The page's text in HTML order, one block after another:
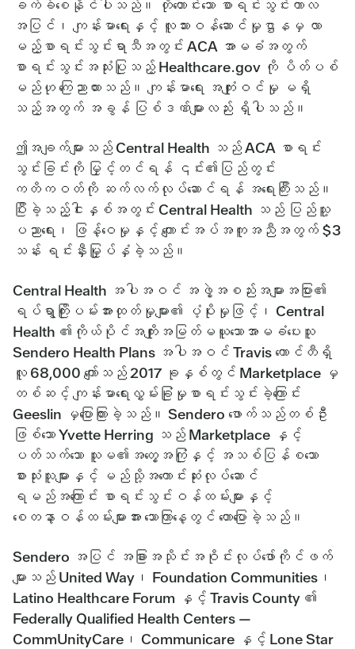
ခက်ခဲစေနိုင်ပါသည်။ တိုတောင်းသော စာရင်းသွင်းကာလ
အပြင်၊ ကျန်းမာရေးနှင့် လူသားဝန်ဆောင်မှုဌာနမှ လာ
မည့်စာရင်းသွင်းရာသီအတွင်း ACA အာမခံအတွက်
စာရင်းသွင်းအသုံးပြုသည့် Healthcare.gov ကို ပိတ်ပစ်
မည်ဟု ကြေညာထားသည်။ ကျန်းမာရေး အကျုံးဝင်မှု မရှိ
သည့်အတွက် အခွန် ပြစ်ဒဏ်များလည်း ရှိပါသည်။
ဤအချက်များသည် Central Health သည် ACA စာရင်း
သွင်းခြင်းကို မြှင့်တင်ရန် ၎င်း၏ပြည်တွင်း
ကတိကဝတ်ကို ဆက်လက်လုပ်ဆောင်ရန် အရေးကြီးသည်။
ပြီးခဲ့သည့်ငါးနှစ်အတွင်း Central Health သည် ပြည်သူ့
ပညာရေး၊ ဖြန့်ဝေမှုနှင့် ကျောင်းအပ်အကူအညီအတွက် $3
သန်း ရင်းနှီးမြှုပ်နှံခဲ့သည်။
Central Health အပါအဝင် အဖွဲ့အစည်းအများအပြား၏
ရပ်ရွာကြိုးပမ်းအားထုတ်မှုများ၏ ပံ့ပိုးမှုဖြင့်၊ Central
Health ၏ကိုယ်ပိုင်အကျိုးအမြတ်မယူသောအာမခံပေးသူ
Sendero Health Plans အပါအဝင် Travis ကောင်တီရှိ
လူ 68,000 ကျော်သည် 2017 ခုနှစ်တွင် Marketplace မှ
တစ်ဆင့် ကျန်းမာရေးလွှမ်းခြုံမှုစာရင်းသွင်းခဲ့ကြောင်း
Geeslin မှပြောကြားခဲ့သည်။ Sendero ဖောက်သည်တစ်ဦး
ဖြစ်သော Yvette Herring သည် Marketplace နှင့်
ပတ်သက်သော သူမ၏အတွေ့အကြုံနှင့် အသစ်ပြန်စသော
စားသုံးသူများနှင့် မည်သို့အကောင်းဆုံးလုပ်ဆောင်
ရမည်အကြောင်း စာရင်းသွင်းဝန်ထမ်းများနှင့်
စေတနာ့ဝန်ထမ်းများအား သောကြာနေ့တွင် ဟောပြောခဲ့သည်။
Sendero အပြင် အခြားအသိုင်းအဝိုင်းလုပ်ဖော်ကိုင်ဖက်
များသည် United Way၊ Foundation Communities၊
Latino Healthcare Forum နှင့် Travis County ၏
Federally Qualified Health Centers —
CommUnityCare၊ Communicare နှင့် Lone Star